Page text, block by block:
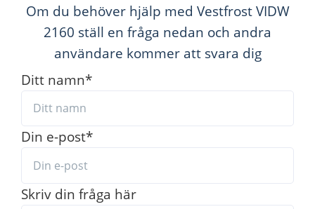
Om du behöver hjälp med Vestfrost VIDW
2160 ställ en fråga nedan och andra
användare kommer att svara dig
Ditt namn*
Din e-post*
Skriv din fråga här